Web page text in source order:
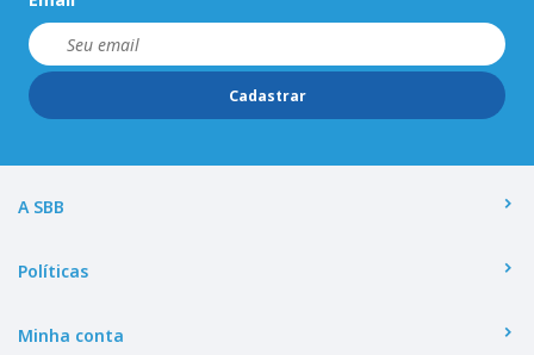
Cadastrar
A SBB
Políticas
Minha conta